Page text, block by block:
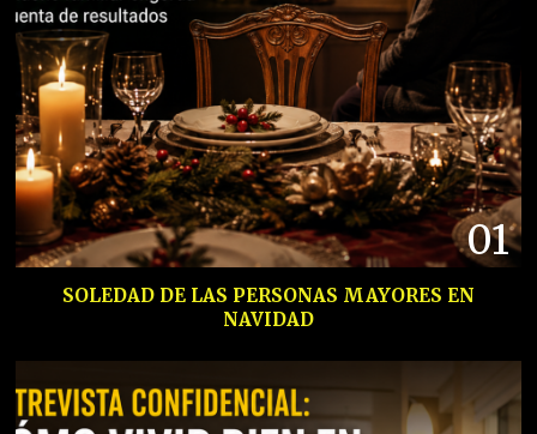
01
SOLEDAD DE LAS PERSONAS MAYORES EN
NAVIDAD